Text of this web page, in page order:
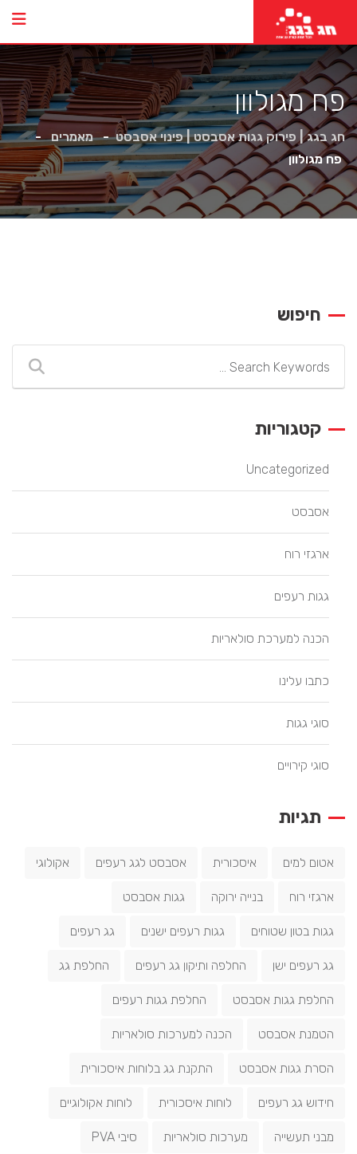
פח מגולוון
חג בגג | פירוק גגות אסבסט | פינוי אסבסט - מאמרים -
פח מגולוון
חיפוש
קטגוריות
Uncategorized
אסבסט
ארגזי רוח
גגות רעפים
הכנה למערכת סולאריות
כתבו עלינו
סוגי גגות
סוגי קירויים
תגיות
אטום למים איסכורית אסבסט לגג רעפים אקולוגי
ארגזי רוח בנייה ירוקה גגות אסבסט
גגות בטון שטוחים גגות רעפים ישנים גג רעפים
גג רעפים ישן החלפה ותיקון גג רעפים החלפת גג
החלפת גגות אסבסט החלפת גגות רעפים
הטמנת אסבסט הכנה למערכות סולאריות
הסרת גגות אסבסט התקנת גג בלוחות איסכורית
חידוש גג רעפים לוחות איסכורית לוחות אקולוגיים
מבני תעשייה מערכות סולאריות סיבי PVA